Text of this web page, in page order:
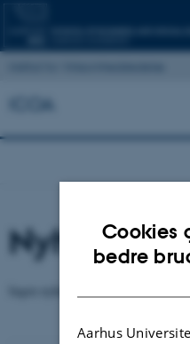
ICOA
Nyheder
Cookies
bedre
Aarhus